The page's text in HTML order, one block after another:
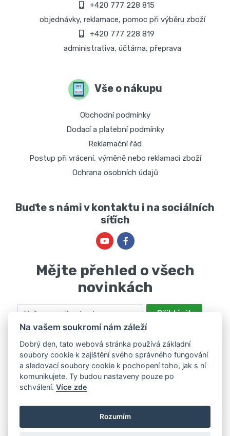
+420 777 228 815
objednávky, reklamace, pomoc při výběru zboží
+420 777 228 819
administrativa, účtárna, přeprava
Vše o nákupu
Obchodní podmínky
Dodací a platební podmínky
Reklamační řád
Postup při vrácení, výměně nebo reklamaci zboží
Ochrana osobních údajů
Buďte s námi v kontaktu i na sociálních
síťích
Mějte přehled o všech
novinkách
Email Přihlásit
Odesláním souhlasíte se zpracováním osobních údajů za účelem
nabízení a zpracování marketingových nabídek společností Marie
Haščáková, IČ: 48488861 se sídlem Bánov 697. Máte právo svůj
souhlas odvolat. Více informací vzásadách zpracování osobních
údajů.
Na vašem soukromí nám záleží
Dobrý den, tato webová stránka používá základní
soubory cookie k zajištění svého správného fungování
a sledovací soubory cookie k pochopení toho, jak s ní
komunikujete. Ty budou nastaveny pouze po
schválení.Více zde
Rozumím